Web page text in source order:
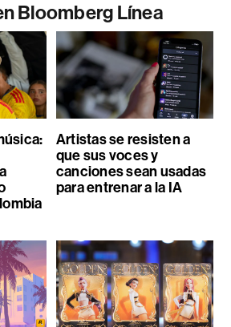
Bloomberg Línea
Artistas se resisten a
que sus voces y
canciones sean usadas
para entrenar a la IA